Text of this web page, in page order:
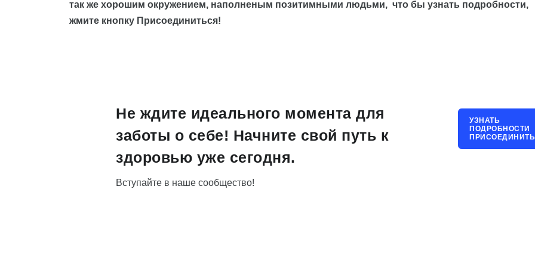
так же хорошим окружением, наполненым позитимными людьми, что бы узнать подробности,
жмите кнопку Присоединиться!
Не ждите идеального момента для
заботы о себе! Начните свой путь к
здоровью уже сегодня.
Вступайте в наше сообщество!
УЗНАТЬ
ПОДРОБНОСТИ